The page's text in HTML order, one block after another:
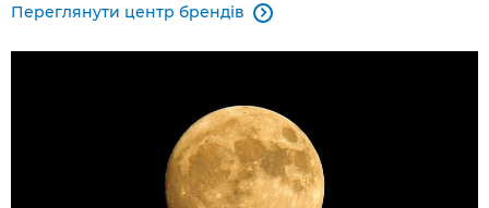
Переглянути центр брендів 